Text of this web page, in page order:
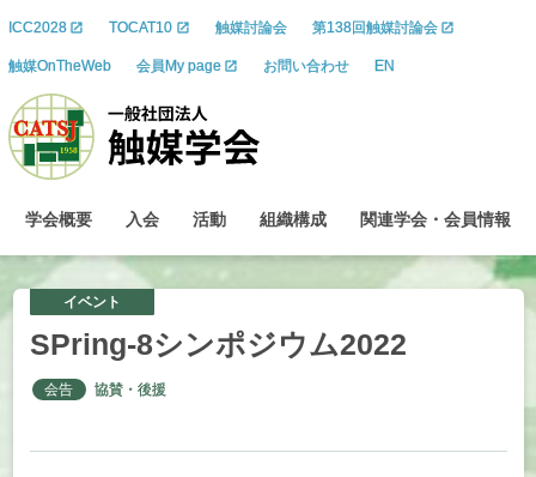
ICC2028 TOCAT10 触媒討論会 第138回触媒討論会
触媒OnTheWeb 会員My page お問い合わせ EN
学会概要 入会 活動 組織構成 関連学会 ・ 会員情報
イベント
SPring-8シンポジウム2022
会告 協賛・後援